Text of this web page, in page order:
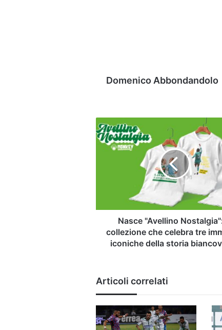
Domenico Abbondandolo
Nasce
"Avellino
Nostalgia":
immagini
iconiche
della
storia
Nasce "Avellino
collezione che celebra tre
iconiche della storia
Articoli correlati